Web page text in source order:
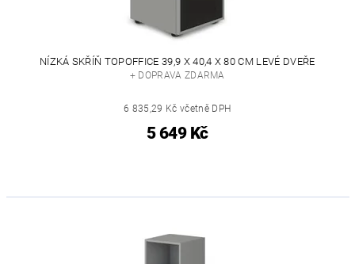
NÍZKÁ SKŘÍŇ TOPOFFICE 39,9 X 40,4 X 80 CM LEVÉ DVEŘE
+ DOPRAVA ZDARMA
6 835,29 Kč včetně DPH
5 649 Kč